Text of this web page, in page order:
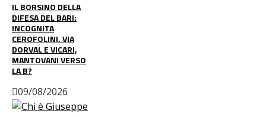
IL BORSINO DELLA
DIFESA DEL BARI:
INCOGNITA
CEROFOLINI, VIA
DORVAL E VICARI,
MANTOVANI VERSO
LA B?
09/08/2026